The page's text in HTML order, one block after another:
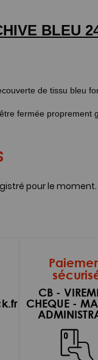
BLEU
de tissu bleu
fermée proprement
pour le moment.
CB -
CHEQUE -